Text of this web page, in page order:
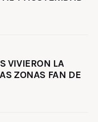
VIVIERON LA
ZONAS FAN DE